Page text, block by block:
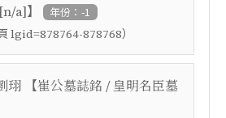
[n/a]】 年份：-1
lgid=878764-878768）
珝 【崔公墓誌銘 / 皇明名臣墓